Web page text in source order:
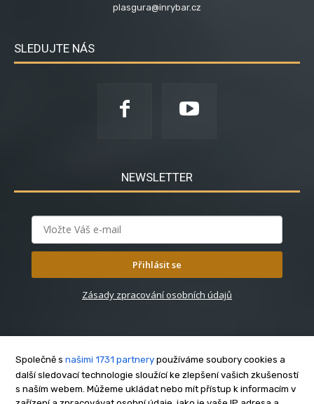
plasgura@inrybar.cz
SLEDUJTE NÁS
NEWSLETTER
Přihlásit se
Zásady zpracování osobních údajů
O nás
Společně s našimi 1731 partnery používáme soubory cookies a
další sledovací technologie sloužící ke zlepšení vašich zkušeností
s naším webem. Můžeme ukládat nebo mít přístup k informacím v